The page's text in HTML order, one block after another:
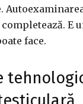
E
face.